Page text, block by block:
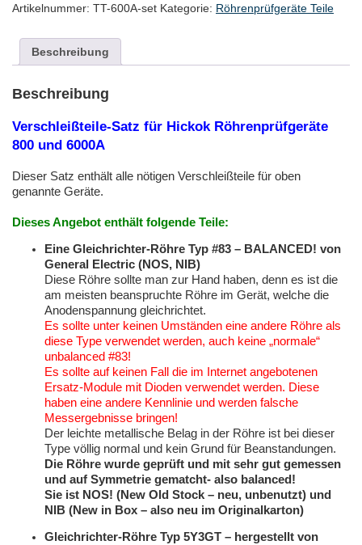
600A
6000
Menge
Artikelnummer: TT-600A-set Kategorie: Röhrenprüfgeräte Teile
Beschreibung
Beschreibung
Verschleißteile-Satz für Hickok Röhrenprüfgeräte
800 und 6000A
Dieser Satz enthält alle nötigen Verschleißteile für oben
genannte Geräte.
Dieses Angebot enthält folgende Teile:
Eine Gleichrichter-Röhre Typ #83 – BALANCED! von
General Electric (NOS, NIB)
Diese Röhre sollte man zur Hand haben, denn es ist die
am meisten beanspruchte Röhre im Gerät, welche die
Anodenspannung gleichrichtet.
Es sollte unter keinen Umständen eine andere Röhre als
diese Type verwendet werden, auch keine „normale“
unbalanced #83!
Es sollte auf keinen Fall die im Internet angebotenen
Ersatz-Module mit Dioden verwendet werden. Diese
haben eine andere Kennlinie und werden falsche
Messergebnisse bringen!
Der leichte metallische Belag in der Röhre ist bei dieser
Type völlig normal und kein Grund für Beanstandungen.
Die Röhre wurde geprüft und mit sehr gut gemessen
und auf Symmetrie gematcht- also balanced!
Sie ist NOS! (New Old Stock – neu, unbenutzt) und
NIB (New in Box – also neu im Originalkarton)
Gleichrichter-Röhre Typ 5Y3GT – hergestellt von